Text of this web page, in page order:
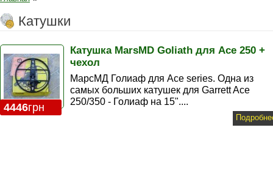
Катушки
4446грн
Катушка MarsMD Goliath для Ace 250 +
чехол
МарсМД Голиаф для Ace series. Одна из
самых больших катушек для Garrett Aсe
250/350 - Голиаф на 15"....